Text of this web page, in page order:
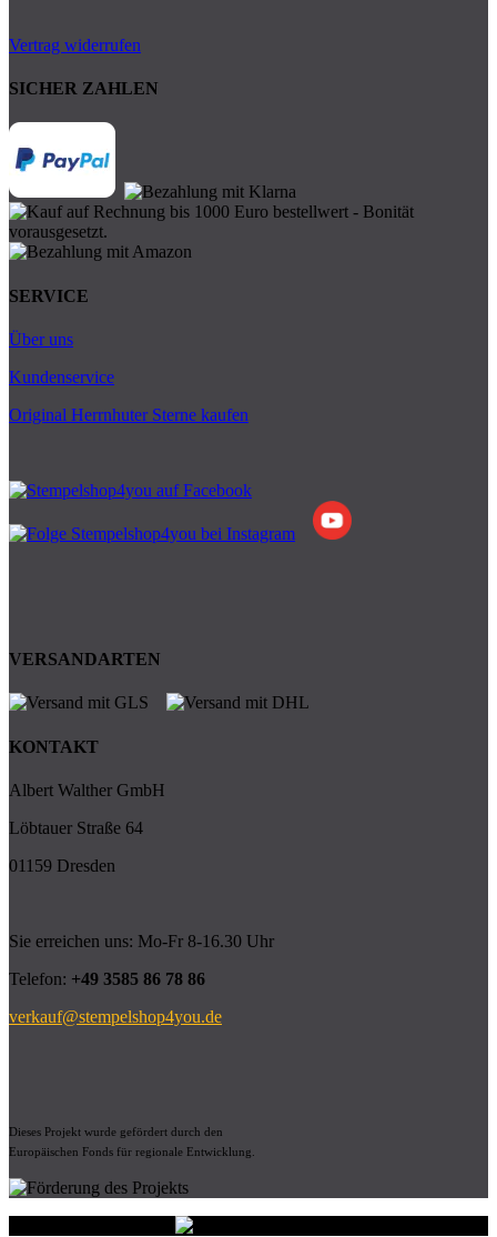
Vertrag widerrufen
SICHER ZAHLEN
SERVICE
Über uns
Kundenservice
Original Herrnhuter Sterne kaufen
VERSANDARTEN
KONTAKT
Albert Walther GmbH
Löbtauer Straße 64
01159 Dresden
Sie erreichen uns: Mo-Fr 8-16.30 Uhr
Telefon: +49 3585 86 78 86
verkauf@stempelshop4you.de
Dieses Projekt wurde gefördert durch den
Europäischen Fonds für regionale Entwicklung.